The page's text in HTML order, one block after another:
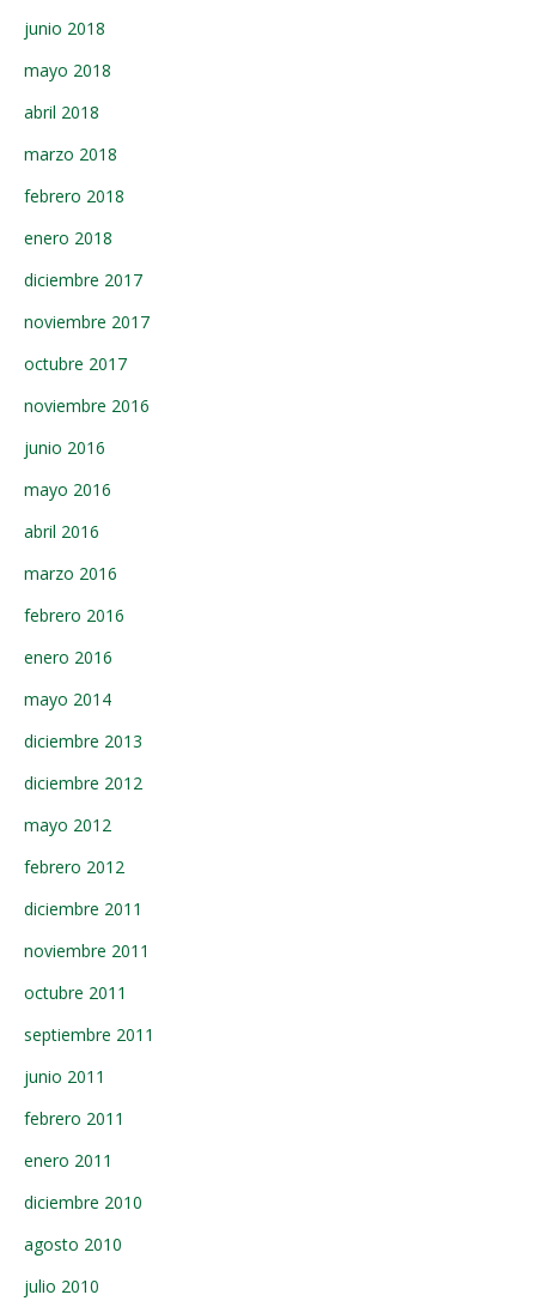
junio 2018
mayo 2018
abril 2018
marzo 2018
febrero 2018
enero 2018
diciembre 2017
noviembre 2017
octubre 2017
noviembre 2016
junio 2016
mayo 2016
abril 2016
marzo 2016
febrero 2016
enero 2016
mayo 2014
diciembre 2013
diciembre 2012
mayo 2012
febrero 2012
diciembre 2011
noviembre 2011
octubre 2011
septiembre 2011
junio 2011
febrero 2011
enero 2011
diciembre 2010
agosto 2010
julio 2010